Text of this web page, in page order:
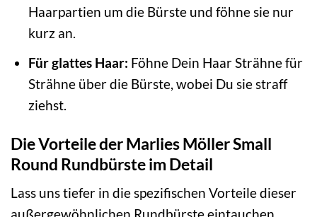
Haarpartien um die Bürste und föhne sie nur
kurz an.
Für glattes Haar: Föhne Dein Haar Strähne für
Strähne über die Bürste, wobei Du sie straff
ziehst.
Die Vorteile der Marlies Möller Small
Round Rundbürste im Detail
Lass uns tiefer in die spezifischen Vorteile dieser